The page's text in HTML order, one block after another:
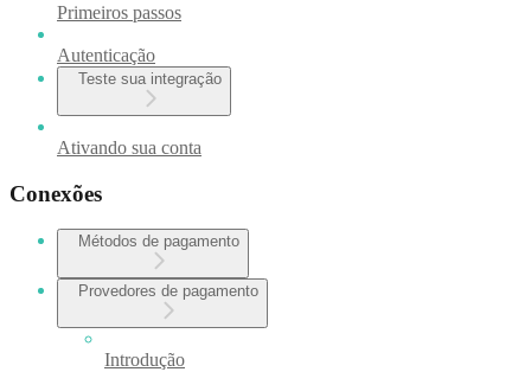
Primeiros passos
Autenticação
Teste sua integração
Ativando sua conta
Conexões
Métodos de pagamento
Provedores de pagamento
Introdução